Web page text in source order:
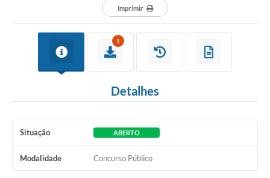
Notícias
Galeria de Vídeos
Imprimir
1
Detalhes
Situação ABERTO
Modalidade Concurso Público